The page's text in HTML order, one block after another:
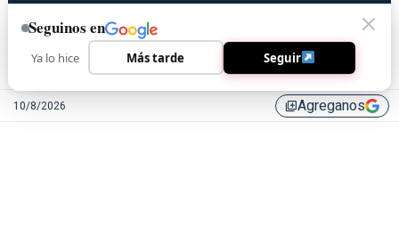
10/8/2026 library_addAgreganos
Seguinos en
Ya lo hice Más tarde Seguir